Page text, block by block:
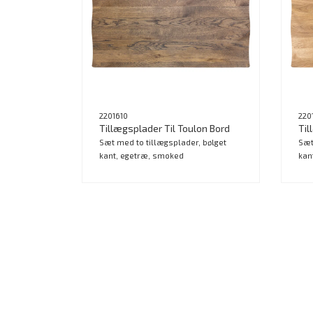
2201610
Tillægsplader Til Toulon Bord
Sæt med to tillægsplader, bølget
kant, egetræ, smoked